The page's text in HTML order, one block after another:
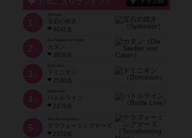
1 位
宝石の煌き
4042名
2 位
Die Siedler von Catan
カタン
3616名
3 位
ドミニオン
2530名
4位
Battle Line
バトルライン
2379名
5 位
Terraforming Mars
テラフォーミングマーズ
2372名